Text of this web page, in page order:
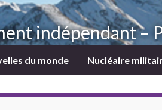
indépendant –
du monde Nucléaire